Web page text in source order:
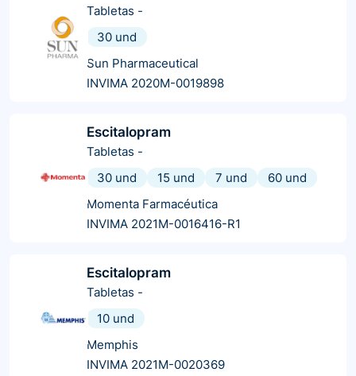
Tabletas -
30 und
Sun Pharmaceutical
INVIMA 2020M-0019898
Escitalopram
Tabletas -
30 und
15 und 7 und
60 und
Momenta Farmacéutica
INVIMA 2021M-0016416-R1
Escitalopram
Tabletas -
10 und
Memphis
INVIMA 2021M-0020369